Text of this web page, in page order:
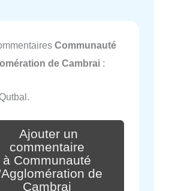
Communauté
de Cambrai :
Ajouter un
commentaire
à Communauté
de
Cambrai